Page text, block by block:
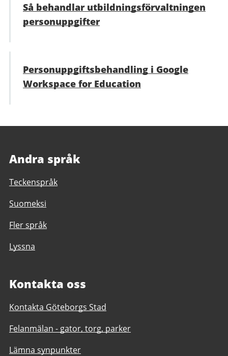
Så behandlar utbildningsförvaltningen
personuppgifter
Personuppgiftsbehandling i Google
Workspace for Education
Andra språk
Teckenspråk
Suomeksi
Fler språk
Lyssna
Kontakta oss
Kontakta Göteborgs Stad
Felanmälan - gator, torg, parker
Lämna synpunkter